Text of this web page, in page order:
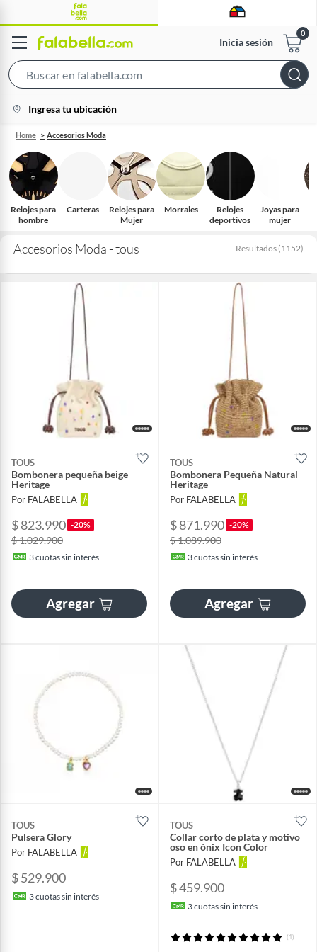
Inicia sesión
Bar
location-
icon
Ingresa tu ubicación
Home Accesorios Moda
Relojes para
hombre
Carteras
Relojes para
Mujer
Morrales
Relojes
deportivos
Joyas para
mujer
Accesorios Moda - tous Resultados (1152)
TOUS
Bombonera pequeña beige
Heritage
Por FALABELLA
$ 823.990 -20%
$ 1.029.900
3cuotas sin interés
Agregar
TOUS
Bombonera Pequeña Natural
Heritage
Por FALABELLA
$ 871.990 -20%
$ 1.089.900
3cuotas sin interés
Agregar
TOUS
Pulsera Glory
Por FALABELLA
$ 529.900
3cuotas sin interés
TOUS
Collar corto de plata y motivo
oso en ónix Icon Color
Por FALABELLA
$ 459.900
3cuotas sin interés
(1)